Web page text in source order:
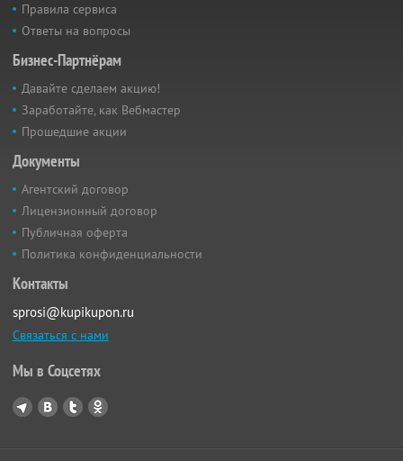
Правила сервиса
Ответы на вопросы
Бизнес-Партнёрам
Давайте сделаем акцию!
Заработайте, как Вебмастер
Прошедшие акции
Документы
Агентский договор
Лицензионный договор
Публичная оферта
Политика конфиденциальности
Контакты
sprosi@kupikupon.ru
Связаться с нами
Мы в Соцсетях